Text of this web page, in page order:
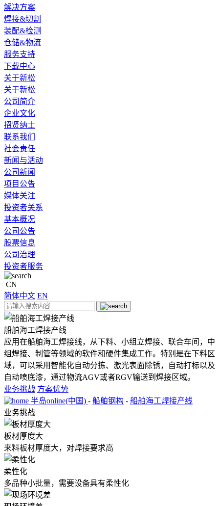
解决方案
焊接&切割
装配&检测
仓储&物流
服务支持
下载中心
关于新松
关于新松
公司简介
企业文化
招贤纳士
联系我们
社会责任
新闻与活动
公司新闻
项目公告
媒体关注
投资者关系
基本概况
公司公告
股票信息
公司治理
投资者服务
CN
简体中文 EN
船舶海工焊接产线
应用在船舶海工焊接线，从下料、小组立焊接、联合车间，中
组焊接、制管等领域的软件和硬件集成工作。特别是在下料区
域，可以采用智能化自动分拣、激光表面除锈，自动打标以及
自动喷底漆，通过物流AGV或者RGV输送到焊接区域。
业务挑战 方案优势
半岛online(中国) - 船舶钢构 - 船舶海工焊接产线
业务挑战
板材厚度大
来料板材厚度大，对焊接要求高
柔性化
多品种小批量，需要设备具有柔性化